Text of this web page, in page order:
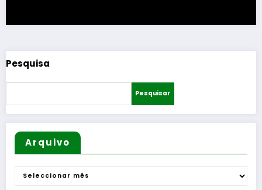
Pesquisa
Pesquisar
Arquivo
Arquivo